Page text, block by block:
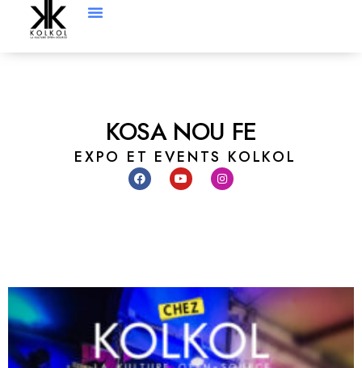
KOSA NOU FE
EXPO ET EVENTS KOLKOL